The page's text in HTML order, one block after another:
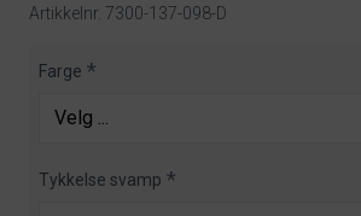
Artikkelnr. 7300-137-098-D
Product information
Farge
Tykkelse svamp